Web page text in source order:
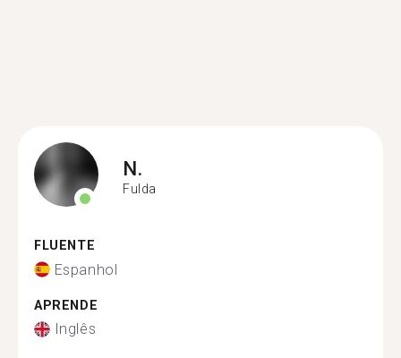
N.
Fulda
FLUENTE
Espanhol
APRENDE
Inglês